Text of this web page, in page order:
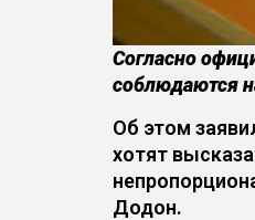
Согласно
соблюдаются
Об этом
хотят
Додон.